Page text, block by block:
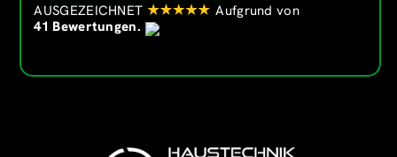
AUSGEZEICHNET
Aufgrund von
41 Bewertungen.